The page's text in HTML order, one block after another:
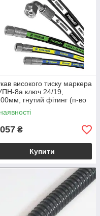
високого тиску маркера
8а ключ 24/19,
гнутий фітинг (п-во
₴
Купити